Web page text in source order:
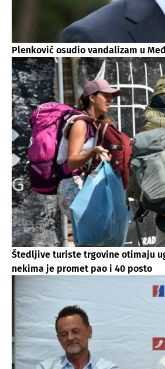
Plenković osudio vandalizam u
Štedljive turiste trgovine otimaju
nekima je promet pao i 40 posto